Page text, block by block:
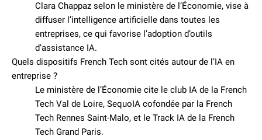
Clara Chappaz selon le ministère de l’Économie, vise à
diffuser l’intelligence artificielle dans toutes les
entreprises, ce qui favorise l’adoption d’outils
d’assistance IA.
Quels dispositifs French Tech sont cités autour de l’IA en
entreprise ?
Le ministère de l’Économie cite le club IA de la French
Tech Val de Loire, SequoIA cofondée par la French
Tech Rennes Saint-Malo, et le Track IA de la French
Tech Grand Paris.